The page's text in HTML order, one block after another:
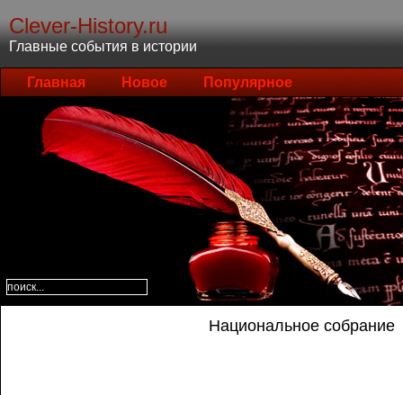
Clever-History.ru
Главные события в истории
Главная Новое Популярное
Национальное собрание